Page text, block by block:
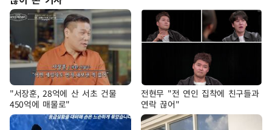
"서장훈, 28억에 산 서초 건물
450억에 매물로"
전현무 "전 연인 집착에 친구들과
연락 끊어"